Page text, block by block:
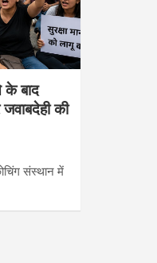
के बाद
जवाबदेही की
संस्थान में